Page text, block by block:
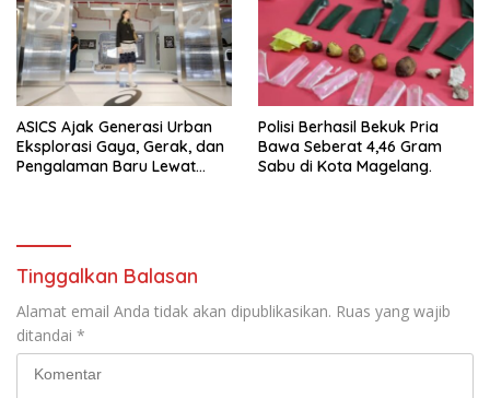
ASICS Ajak Generasi Urban
Eksplorasi Gaya, Gerak, dan
Pengalaman Baru Lewat
Polisi Berhasil Bekuk Pria
Bawa Seberat 4,46 Gram
Sabu di Kota Magelang.
Tinggalkan Balasan
Alamat email Anda tidak akan dipublikasikan. Ruas yang wajib
ditandai *